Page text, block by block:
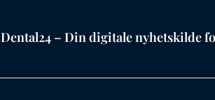
Dental24 – Din digitale nyhetskilde